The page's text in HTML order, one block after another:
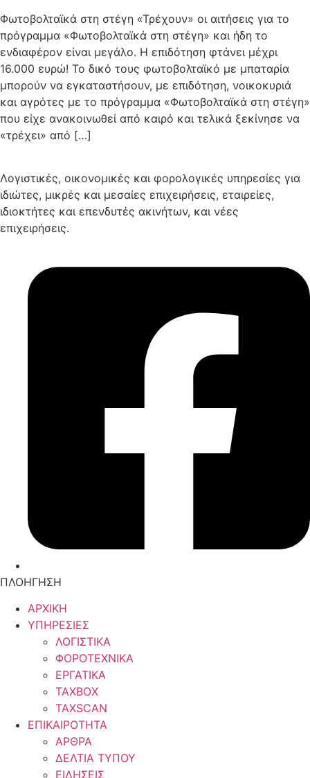
Φωτοβολταϊκά στη στέγη «Τρέχουν» οι αιτήσεις για το
πρόγραμμα «Φωτοβολταϊκά στη στέγη» και ήδη το
ενδιαφέρον είναι μεγάλο. Η επιδότηση φτάνει μέχρι
16.000 ευρώ! Το δικό τους φωτοβολταϊκό με μπαταρία
μπορούν να εγκαταστήσουν, με επιδότηση, νοικοκυριά
και αγρότες με το πρόγραμμα «Φωτοβολταϊκά στη στέγη»
που είχε ανακοινωθεί από καιρό και τελικά ξεκίνησε να
«τρέχει» από […]
Λογιστικές, οικονομικές και φορολογικές υπηρεσίες για
ιδιώτες, μικρές και μεσαίες επιχειρήσεις, εταιρείες,
ιδιοκτήτες και επενδυτές ακινήτων, και νέες
επιχειρήσεις.
ΠΛΟΗΓΗΣΗ
ΑΡΧΙΚΗ
ΥΠΗΡΕΣΙΕΣ
ΛΟΓΙΣΤΙΚΑ
ΦΟΡΟΤΕΧΝΙΚΑ
ΕΡΓΑΤΙΚΑ
TAXBOX
TAXSCAN
ΕΠΙΚΑΙΡΟΤΗΤΑ
ΑΡΘΡΑ
ΔΕΛΤΙΑ ΤΥΠΟΥ
ΕΙΔΗΣΕΙΣ